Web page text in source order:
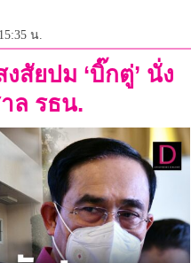
น.
สัยปม ‘บิ๊กตู่’ นั่ง
ล รธน.